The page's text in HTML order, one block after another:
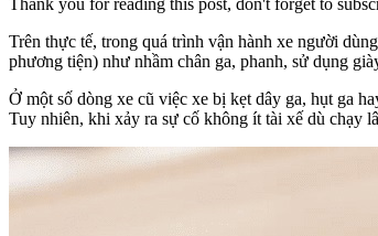
Trên thực tế, trong quá trình vận hành xe người
phương tiện) như nhầm chân ga, phanh, sử dụng
Ở một số dòng xe cũ việc xe bị kẹt dây ga, hụt ga
Tuy nhiên, khi xảy ra sự cố không ít tài xế dù chạy